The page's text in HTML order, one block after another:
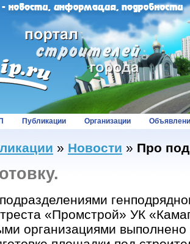
Публикации Организации
» Новости » Про
«Промстрой» УК
организациями